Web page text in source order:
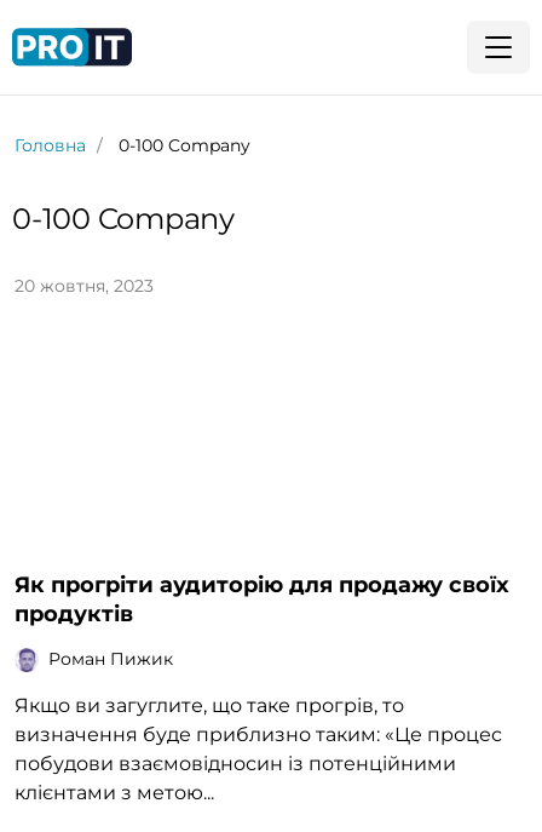
Головна 0-100 Company
0-100 Company
20 жовтня, 2023
Як прогріти аудиторію для продажу своїх
продуктів
Роман Пижик
Якщо ви загуглите, що таке прогрів, то
визначення буде приблизно таким: «Це процес
побудови взаємовідносин із потенційними
клієнтами з метою...